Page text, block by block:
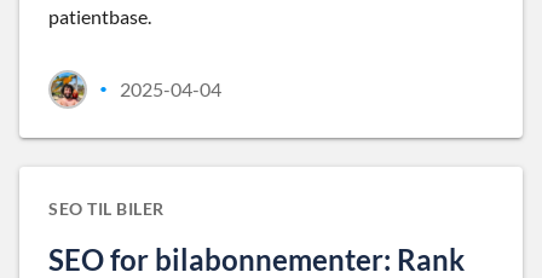
patientbase.
• 2025-04-04
SEO TIL BILER
SEO for bilabonnementer: Rank